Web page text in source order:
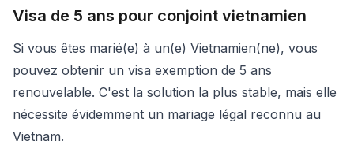
Visa de 5 ans pour conjoint vietnamien
Si vous êtes marié(e) à un(e) Vietnamien(ne), vous
pouvez obtenir un visa exemption de 5 ans
renouvelable. C'est la solution la plus stable, mais elle
nécessite évidemment un mariage légal reconnu au
Vietnam.